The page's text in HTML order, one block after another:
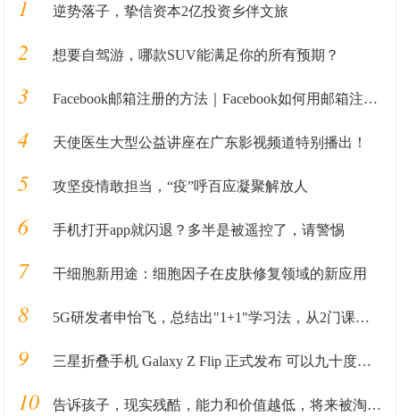
1 逆势落子，挚信资本2亿投资乡伴文旅
2 想要自驾游，哪款SUV能满足你的所有预期？
3 Facebook邮箱注册的方法｜Facebook如何用邮箱注册的教程全解析
4 天使医生大型公益讲座在广东影视频道特别播出！
5 攻坚疫情敢担当，“疫”呼百应凝聚解放人
6 手机打开app就闪退？多半是被遥控了，请警惕
7 干细胞新用途：细胞因子在皮肤修复领域的新应用
8 5G研发者申怡飞，总结出"1+1"学习法，从2门课不及格到19门全优
9 三星折叠手机 Galaxy Z Flip 正式发布 可以九十度展开自拍免脚架
10 告诉孩子，现实残酷，能力和价值越低，将来被淘汰的就越快